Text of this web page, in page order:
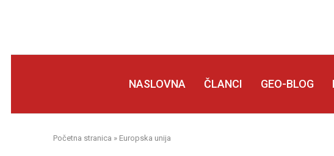
NASLOVNA ČLANCI GEO-BLOG
Početna stranica » Europska unija